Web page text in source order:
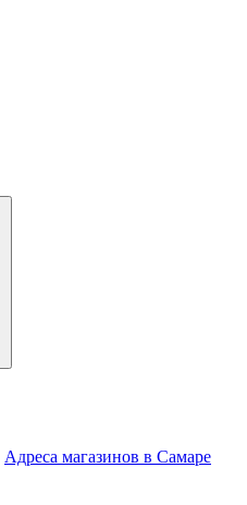
Aдреса магазинов в Самаре